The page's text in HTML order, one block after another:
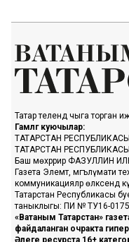
Татар телендә чыга торган
Гамәлгә куючылар:
ТАТАРСТАН
ТАТАРСТАН
Баш мөхәррир ФАЗУЛЛИН
Газета Элемтә, мәгълүмати
коммуникацияләр өлкәсендә
Татарстан Республикасы
таныклыгы: ПИ № ТУ16-
«Ватаным Татарстан»
файдаланган очракта
Әлеге ресурста 16+